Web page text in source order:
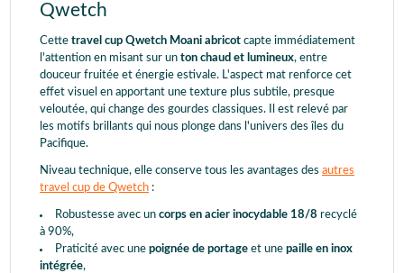
Qwetch
Cette travel cup Qwetch Moani abricot capte immédiatement
l'attention en misant sur un ton chaud et lumineux, entre
douceur fruitée et énergie estivale. L'aspect mat renforce cet
effet visuel en apportant une texture plus subtile, presque
veloutée, qui change des gourdes classiques. Il est relevé par
les motifs brillants qui nous plonge dans l'univers des îles du
Pacifique.
Niveau technique, elle conserve tous les avantages des autres
travel cup de Qwetch :
Robustesse avec un corps en acier inocydable 18/8 recyclé
à 90%,
Praticité avec une poignée de portage et une paille en inox
intégrée,